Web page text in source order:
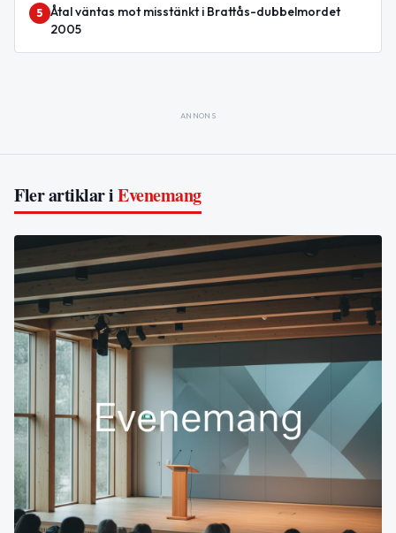
5 Åtal väntas mot misstänkt i Brattås-dubbelmordet
2005
ANNONS
Fler artiklar iEvenemang